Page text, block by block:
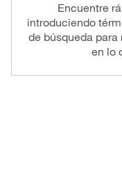
Encuentre
introduciendo
de búsqueda
en lo